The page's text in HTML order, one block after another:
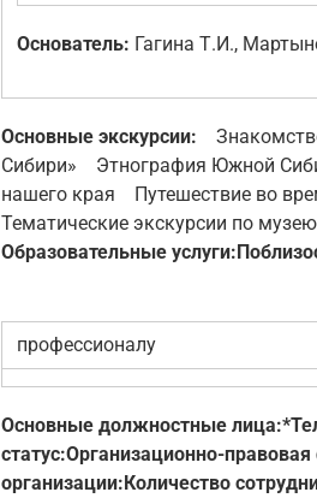
Основатель: Гагина Т.И.,
Основные экскурсии:
Сибири» Этнография Южной
нашего края Путешествие во
Тематические экскурсии по
Образовательные услуги:
профессионалу
Основные должностные лица:*
статус:Организационно-
организации:Количество